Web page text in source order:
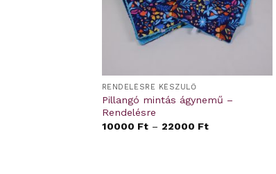
RENDELÉSRE KÉSZÜLŐ
Pillangó mintás ágynemű –
Rendelésre
10000 Ft– 22000 Ft